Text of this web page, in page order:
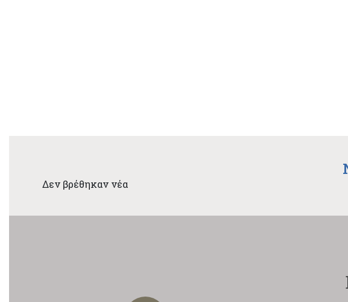
Δεν βρέθηκαν νέα